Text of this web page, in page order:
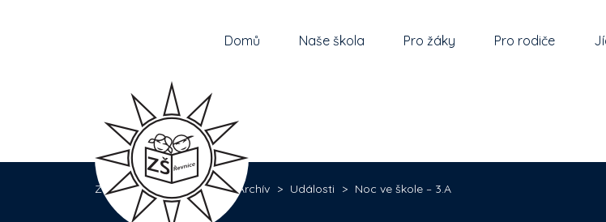
Domů Naše škola Pro žáky Pro rodiče
Základní škola Řevnice > Archív > Události > Noc ve škole – 3.A